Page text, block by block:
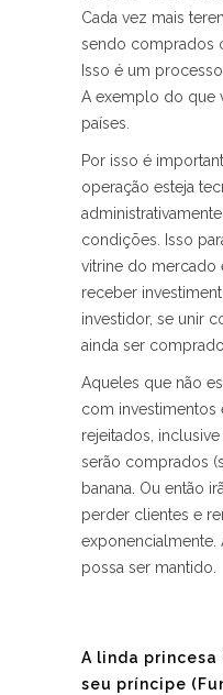
Cada vez mais
sendo comprados
Isso é um
A exemplo do que
países.
Por isso é
operação esteja
condições. Isso
vitrine do mercado
receber
investidor, se unir
ainda ser
Aqueles que não
com investimentos
rejeitados,
serão comprados
banana. Ou então
perder clientes e
exponencialmente.
possa ser mantido.
A linda princesa
seu príncipe